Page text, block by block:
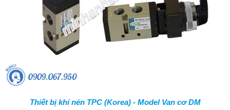
Thiết bị khí nén TPC (Korea) - Model Van cơ DM